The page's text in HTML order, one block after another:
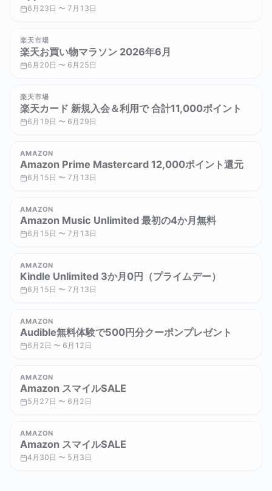
6月23日 〜 7月13日
楽天市場
楽天お買い物マラソン 2026年6月
6月20日 〜 6月25日
楽天市場
楽天カード 新規入会＆利用で 合計11,000ポイント
6月19日 〜 6月29日
AMAZON
Amazon Prime Mastercard 12,000ポイント還元
6月15日 〜 7月13日
AMAZON
Amazon Music Unlimited 最初の4か月無料
6月15日 〜 7月13日
AMAZON
Kindle Unlimited 3か月0円（プライムデー）
6月15日 〜 7月13日
AMAZON
Audible無料体験で500円分クーポンプレゼント
6月2日 〜 6月12日
AMAZON
Amazon スマイルSALE
5月27日 〜 6月2日
AMAZON
Amazon スマイルSALE
4月30日 〜 5月3日